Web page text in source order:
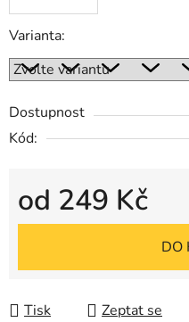
Varianta:
Dostupnost
Kód:
od 249 Kč
Měrná cena:
DO
Tisk Zeptat se